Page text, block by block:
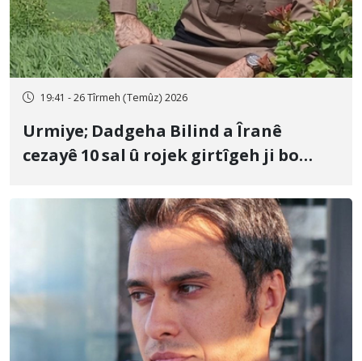
19:41 - 26 Tîrmeh (Temûz) 2026
Urmiye; Dadgeha Bilind a Îranê
cezayê 10 sal û rojek girtîgeh ji bo